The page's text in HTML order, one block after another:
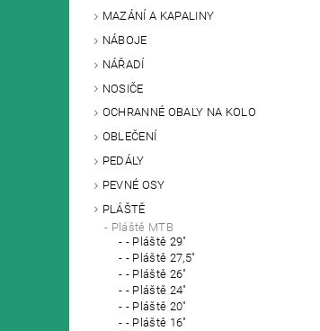
MAZÁNÍ A KAPALINY
NÁBOJE
NÁŘADÍ
NOSIČE
OCHRANNÉ OBALY NA KOLO
OBLEČENÍ
PEDÁLY
PEVNÉ OSY
PLÁŠTĚ
Pláště MTB
- Pláště 29"
- Pláště 27,5"
- Pláště 26"
- Pláště 24"
- Pláště 20"
- Pláště 16"